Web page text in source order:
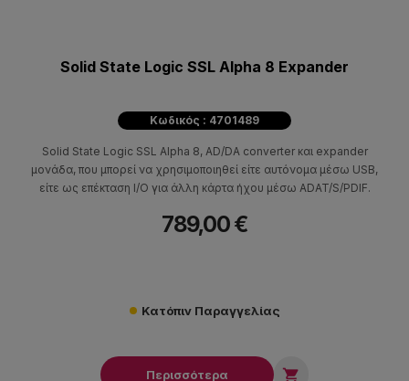
Solid State Logic SSL Alpha 8 Expander
Κωδικός : 4701489
Solid State Logic SSL Alpha 8, AD/DA converter και expander
μονάδα, που μπορεί να χρησιμοποιηθεί είτε αυτόνομα μέσω USB,
είτε ως επέκταση I/O για άλλη κάρτα ήχου μέσω ADAT/S/PDIF.
789,00 €
Κατόπιν Παραγγελίας
Περισσότερα 